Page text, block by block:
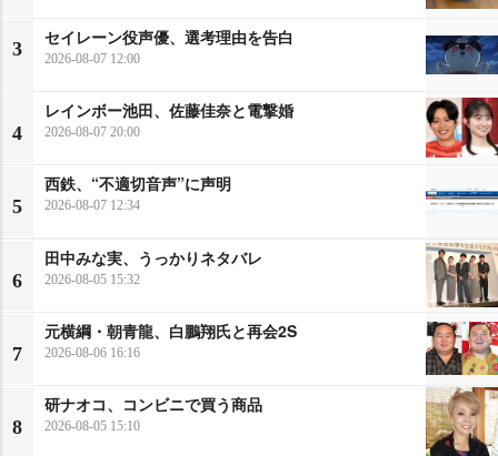
3
セイレーン役声優、選考理由を告白
2026-08-07 12:00
4
レインボー池田、佐藤佳奈と電撃婚
2026-08-07 20:00
5
西鉄、“不適切音声”に声明
2026-08-07 12:34
6
田中みな実、うっかりネタバレ
2026-08-05 15:32
7
元横綱・朝青龍、白鵬翔氏と再会2S
2026-08-06 16:16
8
研ナオコ、コンビニで買う商品
2026-08-05 15:10